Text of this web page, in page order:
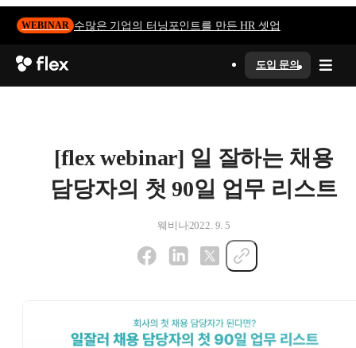
WEBINAR 수많은 기업의 터닝포인트를 만든 HR 셋업
도입 문의
[flex webinar] 일 잘하는 채용
담당자의 첫 90일 업무 리스트
웨비나2022. 9. 5